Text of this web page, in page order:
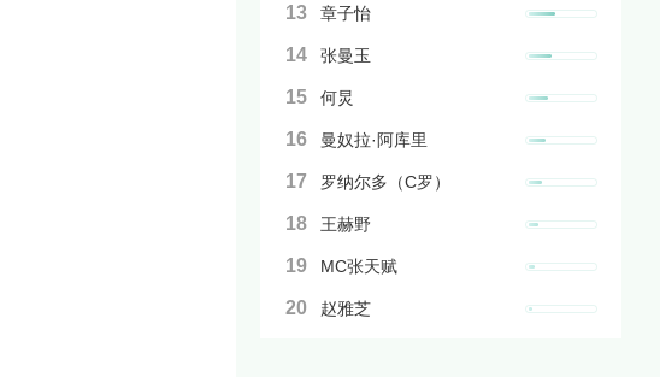
13 章子怡
14 张曼玉
15 何炅
16 曼奴拉·阿库里
17 罗纳尔多（C罗）
18 王赫野
19 MC张天赋
20 赵雅芝